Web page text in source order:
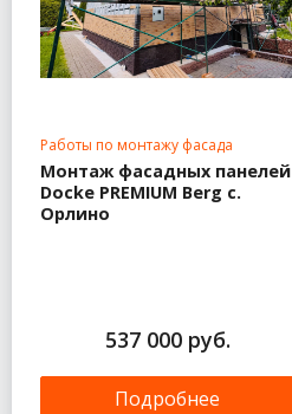
Работы по монтажу фасада
Монтаж фасадных панелей
Docke PREMIUM Berg с.
Орлино
537 000 руб.
Подробнее